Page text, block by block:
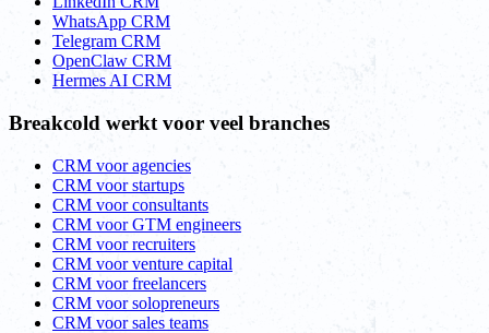
WhatsApp CRM
Telegram CRM
OpenClaw CRM
Hermes AI CRM
Breakcold werkt voor veel branches
CRM voor agencies
CRM voor startups
CRM voor consultants
CRM voor GTM engineers
CRM voor recruiters
CRM voor venture capital
CRM voor freelancers
CRM voor solopreneurs
CRM voor sales teams